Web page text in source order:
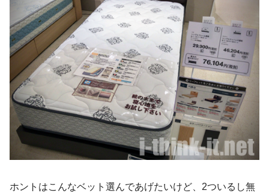
ホントはこんなベット選んであげたいけど、2ついるし無